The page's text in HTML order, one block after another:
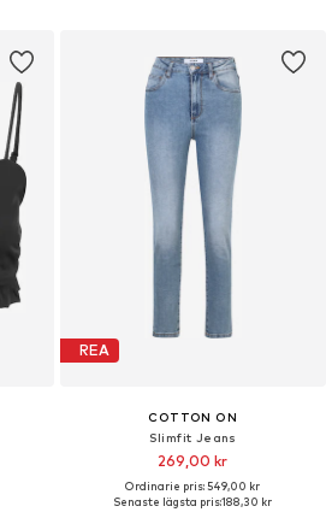
REA
COTTON ON
Slimfit Jeans
269,00 kr
Ordinarie pris: 549,00 kr
Senaste lägsta pris:188,30 kr